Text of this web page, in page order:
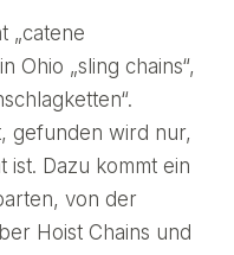
„catene
Ohio „sling chains“,
gefunden wird nur,
Dazu kommt ein
von der
Hoist Chains und